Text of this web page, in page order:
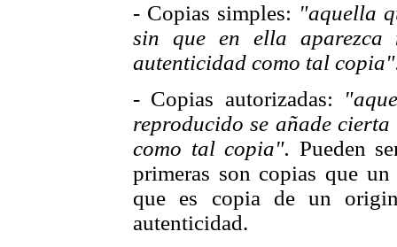
- Copias simples: "aquella
sin que en ella aparezca
autenticidad como tal
- Copias autorizadas:
reproducido se añade
como tal copia". Pueden
primeras son copias que
que es copia de un
autenticidad.